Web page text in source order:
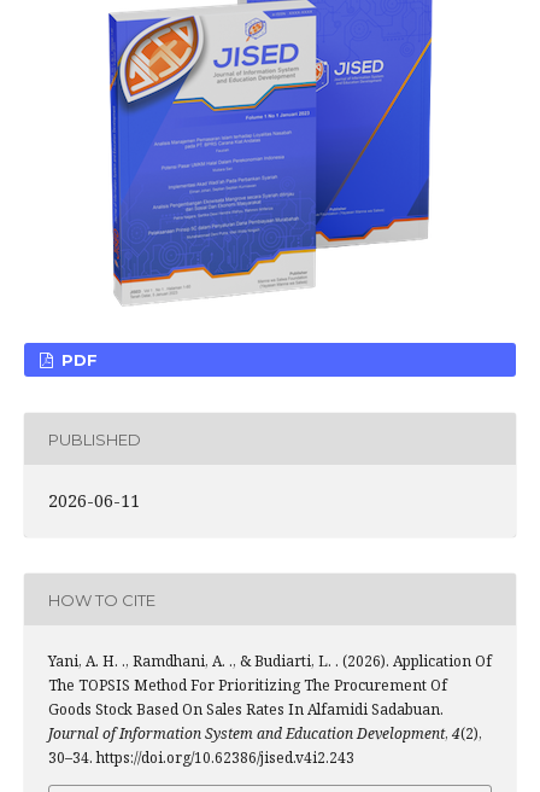
PDF
PUBLISHED
2026-06-11
HOW TO CITE
Yani, A. H. ., Ramdhani, A. ., & Budiarti, L. . (2026). Application Of
The TOPSIS Method For Prioritizing The Procurement Of
Goods Stock Based On Sales Rates In Alfamidi Sadabuan.
Journal of Information System and Education Development, 4(2),
30–34. https://doi.org/10.62386/jised.v4i2.243